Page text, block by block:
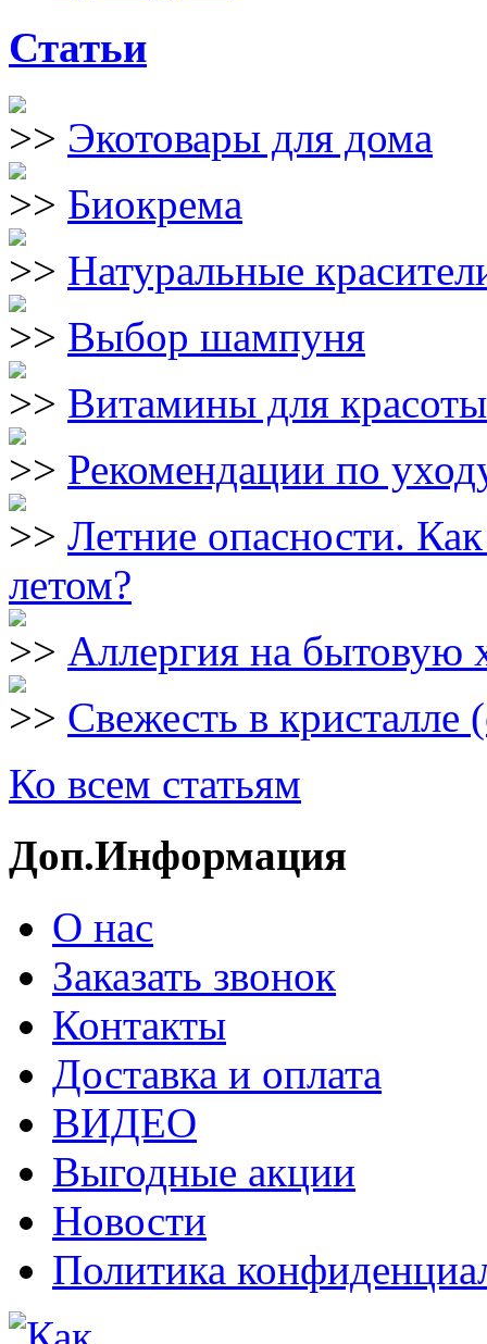
Статьи
Экотовары для дома
Биокрема
Натуральные
Выбор шампуня
Витамины для красоты
Рекомендации по
Летние опасности.
летом?
Аллергия на
Свежесть в кристалле
Ко всем статьям
Доп.Информация
О нас
Заказать звонок
Контакты
Доставка и оплата
ВИДЕО
Выгодные акции
Новости
Политика